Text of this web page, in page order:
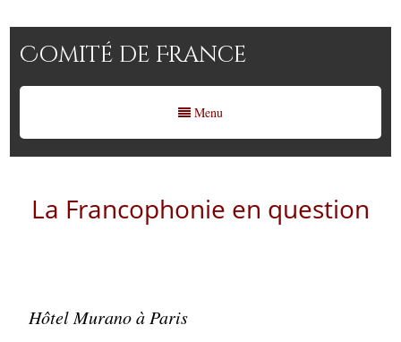
Comité de France
Menu
La Francophonie en question
Hôtel Murano à Paris